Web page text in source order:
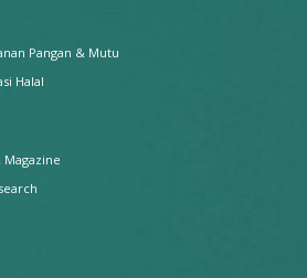
Pangan & Mutu
Halal
Magazine